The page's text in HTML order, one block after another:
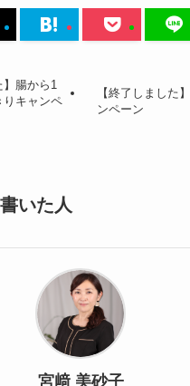
】腸から1
りキャンペ
【終了しました
ンペーン
いた人
宮﨑 美砂子